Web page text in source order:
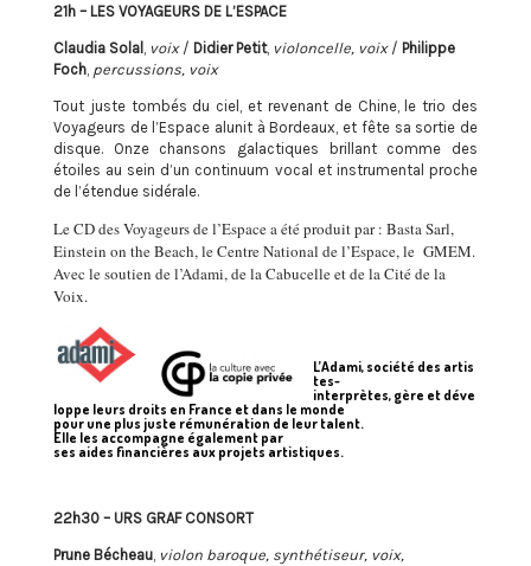
21h – LES VOYAGEURS DE L’ESPACE
Claudia Solal , voix/ Didier Petit, violoncelle, voix / Philippe
Foch, percussions, voix
Tout juste tombés du ciel, et revenant de Chine, le trio des
Voyageurs de l’Espace alunit à Bordeaux, et fête sa sortie de
disque. Onze chansons galactiques brillant comme des
étoiles au sein d’un continuum vocal et instrumental proche
de l’étendue sidérale.
Le CD des Voyageurs de l’Espace a été produit par : Basta Sarl,
Einstein on the Beach,le Centre National de l’Espace, le GMEM.
Avec le soutien de l’Adami, de la Cabucelle et de la Cité de la
Voix.
L’Adami, société des artis
tes-
interprètes, gère et déve
loppe leurs droits en France et dans le monde
pour une plus juste rémunération de leur talent.
Elle les accompagne également par
ses aides financières aux projets artistiques.
22h30 – URS GRAF CONSORT
Prune Bécheau, violon baroque, synthétiseur, voix,